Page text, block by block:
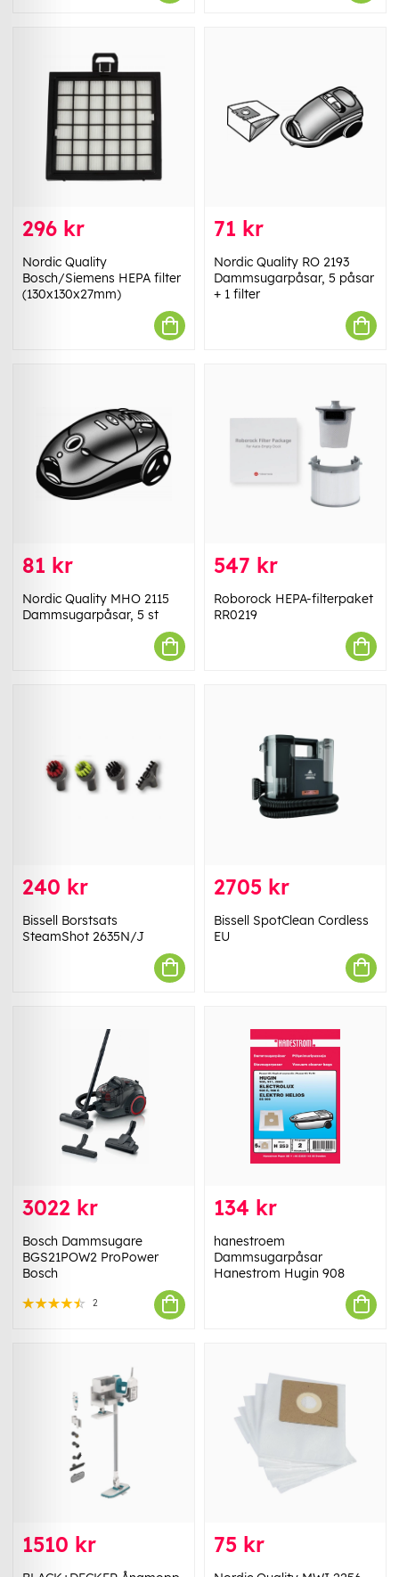
296 kr
Nordic Quality
Bosch/Siemens HEPA filter
(130x130x27mm)
71 kr
Nordic Quality RO 2193
Dammsugarpåsar, 5 påsar
+ 1 filter
81 kr
Nordic Quality MHO 2115
Dammsugarpåsar, 5 st
547 kr
Roborock HEPA-filterpaket
RR0219
240 kr
Bissell Borstsats
SteamShot 2635N/J
2705 kr
Bissell SpotClean Cordless
EU
3022 kr
Bosch Dammsugare
BGS21POW2 ProPower
Bosch
2
134 kr
hanestroem
Dammsugarpåsar
Hanestrom Hugin 908
1510 kr 75 kr